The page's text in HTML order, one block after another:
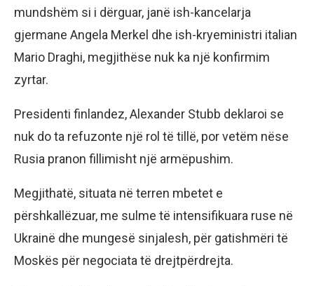
mundshëm si i dërguar, janë ish-kancelarja
gjermane Angela Merkel dhe ish-kryeministri italian
Mario Draghi, megjithëse nuk ka një konfirmim
zyrtar.
Presidenti finlandez, Alexander Stubb deklaroi se
nuk do ta refuzonte një rol të tillë, por vetëm nëse
Rusia pranon fillimisht një armëpushim.
Megjithatë, situata në terren mbetet e
përshkallëzuar, me sulme të intensifikuara ruse në
Ukrainë dhe mungesë sinjalesh, për gatishmëri të
Moskës për negociata të drejtpërdrejta.